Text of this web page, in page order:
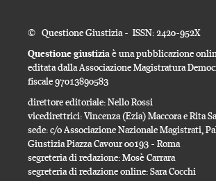
© Questione Giustizia - ISSN: 2420-952X
Questione giustiziaè una pubblicazione
editata dalla Associazione Magistratura
fiscale 97013890583
direttore editoriale: Nello Rossi
vicedirettrici: Vincenza (Ezia) Maccora e Rita
sede: c/o Associazione Nazionale Magistrati,
Giustizia Piazza Cavour 00193 - Roma
segreteria di redazione: Mosè Carrara
segreteria di redazione online: Sara Cocchi